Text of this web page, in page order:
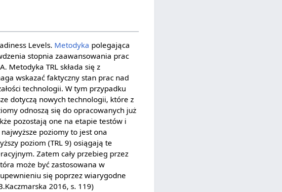
Levels. Metodyka polegająca
stopnia zaawansowania prac
Metodyka TRL składa się z
wskazać faktyczny stan prac nad
technologii. W tym przypadku
dotyczą nowych technologii, które z
odnoszą się do opracowanych już
pozostają one na etapie testów i
poziomy to jest ona
poziom (TRL 9) osiągają te
Zatem cały przebieg przez
może być zastosowana w
się poprzez wiarygodne
2016, s. 119)